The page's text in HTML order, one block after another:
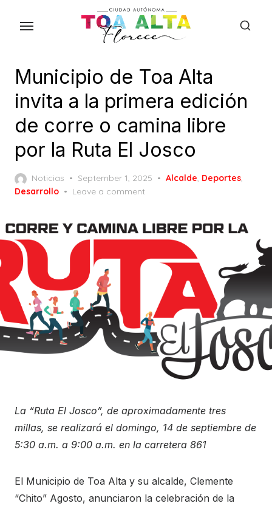
Municipio de Toa Alta
invita a la primera edición
de corre o camina libre
por la Ruta El Josco
Noticias
Posted
on
September 1, 2025 Alcalde, Deportes,
Desarrollo
Leave a comment
La “Ruta El Josco”, de aproximadamente tres
millas, se realizará el domingo, 14 de septiembre de
5:30 a.m. a 9:00 a.m. en la carretera 861
El Municipio de Toa Alta y su alcalde, Clemente
“Chito” Agosto, anunciaron la celebración de la